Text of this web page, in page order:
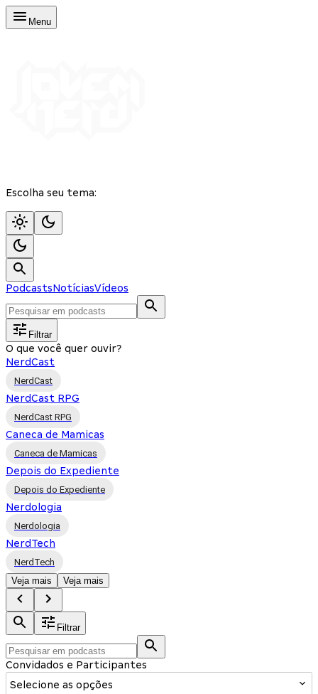
Menu
Escolha seu tema:
PodcastsNotíciasVídeos
Filtrar
O que você quer ouvir?
NerdCast
NerdCast
NerdCast RPG
NerdCast RPG
Caneca de Mamicas
Caneca de Mamicas
Depois do Expediente
Depois do Expediente
Nerdologia
Nerdologia
NerdTech
NerdTech
Veja mais
Veja mais
Filtrar
Convidados e Participantes
Selecione as opções